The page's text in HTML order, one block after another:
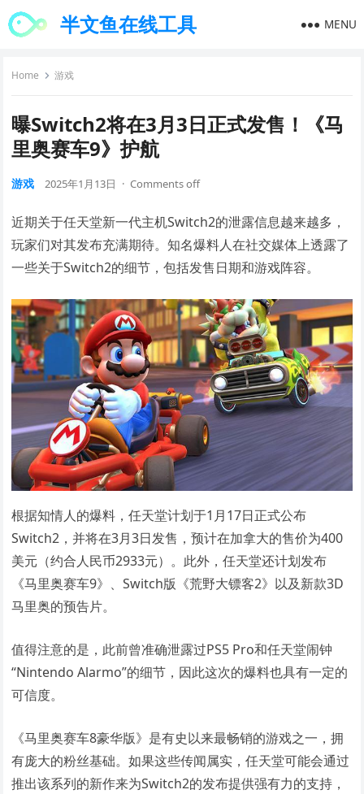
半文鱼在线工具 MENU
Home 游戏
曝Switch2将在3月3日正式发售！《马
里奥赛车9》护航
游戏 2025年1月13日 · Comments off
近期关于任天堂新一代主机Switch2的泄露信息越来越多，
玩家们对其发布充满期待。知名爆料人在社交媒体上透露了
一些关于Switch2的细节，包括发售日期和游戏阵容。
根据知情人的爆料，任天堂计划于1月17日正式公布
Switch2，并将在3月3日发售，预计在加拿大的售价为400
美元（约合人民币2933元）。此外，任天堂还计划发布
《马里奥赛车9》、Switch版《荒野大镖客2》以及新款3D
马里奥的预告片。
值得注意的是，此前曾准确泄露过PS5 Pro和任天堂闹钟
“Nintendo Alarmo”的细节，因此这次的爆料也具有一定的
可信度。
《马里奥赛车8豪华版》是有史以来最畅销的游戏之一，拥
有庞大的粉丝基础。如果这些传闻属实，任天堂可能会通过
推出该系列的新作来为Switch2的发布提供强有力的支持，